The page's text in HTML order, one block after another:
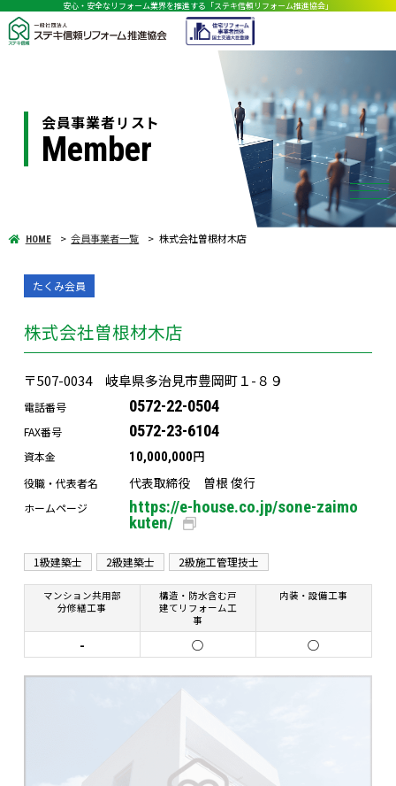
安心・安全なリフォーム業界を推進する「ステキ信頼リフォーム推進協会」
会員事業者リスト
Member
HOME 会員事業者一覧 株式会社曽根材木店
株式会社曽根材木店
たくみ会員
〒507-0034 岐阜県多治見市豊岡町１-８９
電話番号 0572-22-0504
FAX番号 0572-23-6104
資本金 10,000,000円
役職・代表者名 代表取締役 曽根 俊行
ホームページ
https://e-house.co.jp/sone-zaimo
kuten/
1級建築士 2級建築士 2級施工管理技士
マンション共用部
分修繕工事
構造・防水含む戸
建てリフォーム工
事
内装・設備工事
- ○ ○